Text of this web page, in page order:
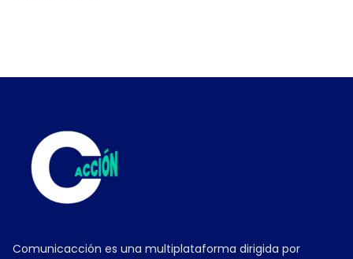
Comunicacción es una multiplataforma dirigida por